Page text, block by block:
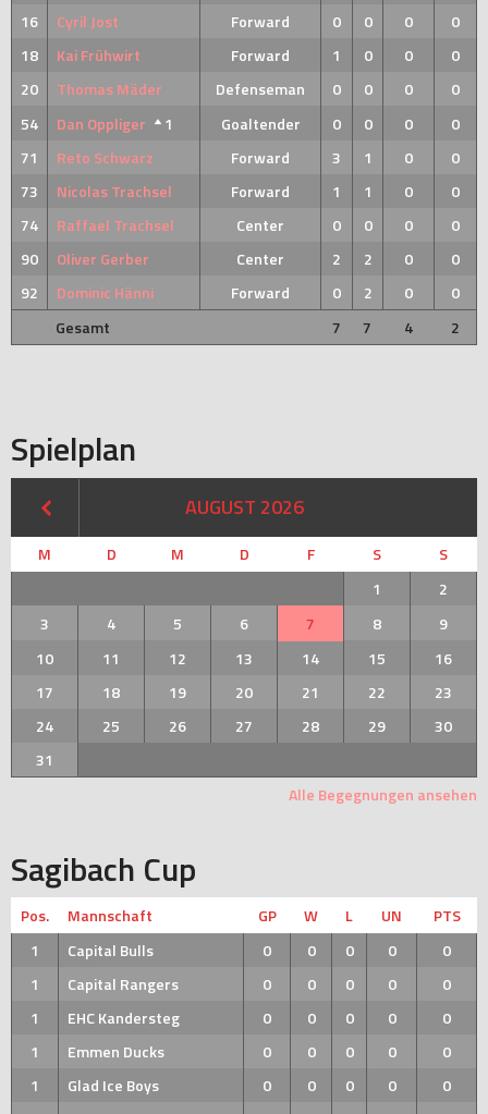
16
Cyril Jost Forward 0 0 0
0
18
Kai Frühwirt Forward 1 0 0
0
20
Thomas Mäder Defenseman 0 0 0
0
54
Dan Oppliger 1 Goaltender 0 0 0
0
71
Reto Schwarz Forward 3 1 0
0
73
Nicolas Trachsel Forward 1 1 0
0
74
Raffael Trachsel Center 0 0 0
0
90
Oliver Gerber Center 2 2 0
0
92
Dominic Hänni Forward 0 2 0
0
Gesamt
7 7 4 2
Spielplan
AUGUST 2026
M D M D F S
S
1
2
3
4 5 6 7 8
9
10
11 12 13 14 15
16
17
18 19 20 21 22
23
24
25 26 27 28 29
30
31
Alle Begegnungen ansehen
Sagibach Cup
Pos. Mannschaft GP W L UN
PTS
1
Capital Bulls 0 0 0 0
0
1
Capital Rangers 0 0 0 0
0
1
EHC Kandersteg 0 0 0 0
0
1
Emmen Ducks 0 0 0 0
0
1
Glad Ice Boys 0 0 0 0
0